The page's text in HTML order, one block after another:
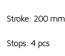
Stroke: 200 mm
Stops: 4 pcs